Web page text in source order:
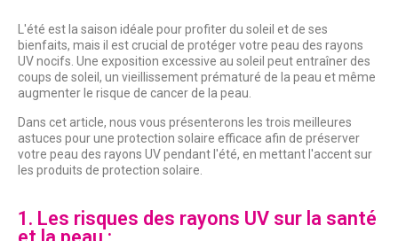
L'été est la saison idéale pour profiter du soleil et de ses
bienfaits, mais il est crucial de protéger votre peau des rayons
UV nocifs. Une exposition excessive au soleil peut entraîner des
coups de soleil, un vieillissement prématuré de la peau et même
augmenter le risque de cancer de la peau.
Dans cet article, nous vous présenterons les trois meilleures
astuces pour une protection solaire efficace afin de préserver
votre peau des rayons UV pendant l'été, en mettant l'accent sur
les produits de protection solaire.
1. Les risques des rayons UV sur la santé